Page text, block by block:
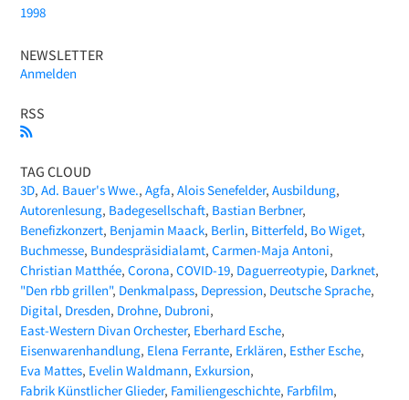
1998
NEWSLETTER
Anmelden
RSS
TAG CLOUD
3D Ad. Bauer's Wwe. Agfa Alois Senefelder Ausbildung
Autorenlesung Badegesellschaft Bastian Berbner
Benefizkonzert Benjamin Maack Berlin Bitterfeld Bo Wiget
Buchmesse Bundespräsidialamt Carmen-Maja Antoni
Christian Matthée Corona COVID-19 Daguerreotypie Darknet
"Den rbb grillen" Denkmalpass Depression Deutsche Sprache
Digital Dresden Drohne Dubroni
East-Western Divan Orchester Eberhard Esche
Eisenwarenhandlung Elena Ferrante Erklären Esther Esche
Eva Mattes Evelin Waldmann Exkursion
Fabrik Künstlicher Glieder Familiengeschichte Farbfilm